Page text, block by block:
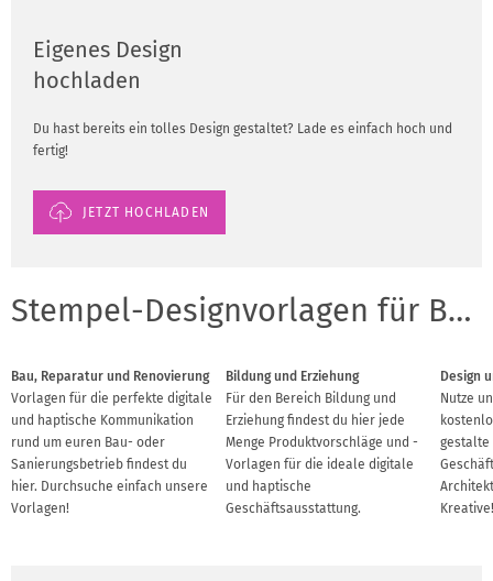
Eigenes Design
hochladen
Du hast bereits ein tolles Design gestaltet? Lade es einfach hoch und
fertig!
JETZT HOCHLADEN
Stempel-Designvorlagen für Branchen
Bau, Reparatur und Renovierung
Vorlagen für die perfekte digitale
und haptische Kommunikation
rund um euren Bau- oder
Sanierungsbetrieb findest du
hier. Durchsuche einfach unsere
Vorlagen!
Bildung und Erziehung
Für den Bereich Bildung und
Erziehung findest du hier jede
Menge Produktvorschläge und -
Vorlagen für die ideale digitale
und haptische
Geschäftsausstattung.
Design
Nutze
gestalte
Kreative!